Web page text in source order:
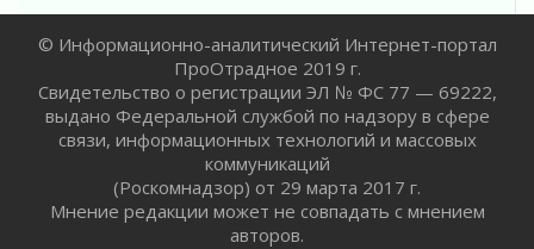
Пропавшего подростка нашли в Кировском
районе Ленобласти
02 августа 2026
Жителям Ленобласти напомнили, как
действовать при укусе клеща
02 августа 2026
В Ивангороде назвали новых почетных
граждан Ленинградской области
02 августа 2026
© Информационно-аналитический Интернет-портал
ПроОтрадное 2019 г.
Свидетельство о регистрации ЭЛ № ФС 77 — 69222,
выдано Федеральной службой по надзору в сфере
связи, информационных технологий и массовых
коммуникаций
(Роскомнадзор) от 29 марта 2017 г.
Мнение редакции может не совпадать с мнением
авторов.